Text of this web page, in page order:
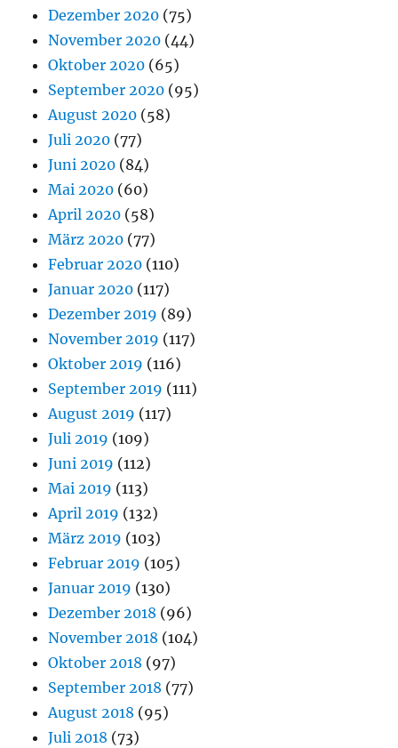
Dezember 2020 (75)
November 2020 (44)
Oktober 2020 (65)
September 2020 (95)
August 2020 (58)
Juli 2020 (77)
Juni 2020 (84)
Mai 2020 (60)
April 2020 (58)
März 2020 (77)
Februar 2020 (110)
Januar 2020 (117)
Dezember 2019 (89)
November 2019 (117)
Oktober 2019 (116)
September 2019 (111)
August 2019 (117)
Juli 2019 (109)
Juni 2019 (112)
Mai 2019 (113)
April 2019 (132)
März 2019 (103)
Februar 2019 (105)
Januar 2019 (130)
Dezember 2018 (96)
November 2018 (104)
Oktober 2018 (97)
September 2018 (77)
August 2018 (95)
Juli 2018 (73)